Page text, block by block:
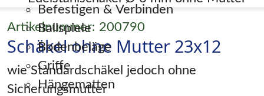
Befestigen & Verbinden
Ballspiele
Bodenbeläge
Griffe
Hängematten
Artikelnummer: 200790
Schäkel ohne Mutter 23x12
wie Standardschäkel jedoch ohne
Sicherungsmutter